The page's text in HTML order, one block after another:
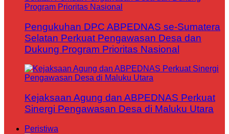
Pengukuhan DPC ABPEDNAS se-Sumatera
Selatan Perkuat Pengawasan Desa dan
Dukung Program Prioritas Nasional
Kejaksaan Agung dan ABPEDNAS Perkuat
Sinergi Pengawasan Desa di Maluku Utara
Peristiwa